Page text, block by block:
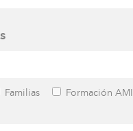
Familias Formación AMI